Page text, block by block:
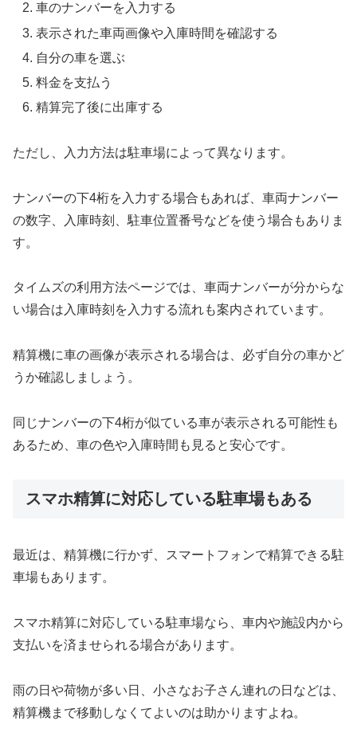
車のナンバーを入力する
表示された車両画像や入庫時間を確認する
自分の車を選ぶ
料金を支払う
精算完了後に出庫する
ただし、入力方法は駐車場によって異なります。
ナンバーの下4桁を入力する場合もあれば、車両ナンバー
の数字、入庫時刻、駐車位置番号などを使う場合もありま
す。
タイムズの利用方法ページでは、車両ナンバーが分からな
い場合は入庫時刻を入力する流れも案内されています。
精算機に車の画像が表示される場合は、必ず自分の車かど
うか確認しましょう。
同じナンバーの下4桁が似ている車が表示される可能性も
あるため、車の色や入庫時間も見ると安心です。
スマホ精算に対応している駐車場もある
最近は、精算機に行かず、スマートフォンで精算できる駐
車場もあります。
スマホ精算に対応している駐車場なら、車内や施設内から
支払いを済ませられる場合があります。
雨の日や荷物が多い日、小さなお子さん連れの日などは、
精算機まで移動しなくてよいのは助かりますよね。